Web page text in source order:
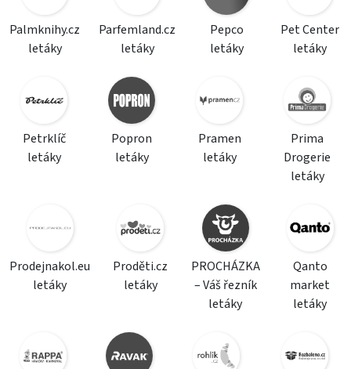
Palmknihy.cz
letáky
Parfemland.cz
letáky
Pepco
letáky
Pet Center
letáky
Petrklíč
letáky
Popron
letáky
Pramen
letáky
Prima
Drogerie
letáky
Prodejnakol.eu
letáky
Proděti.cz
letáky
PROCHÁZKA
– Váš řezník
letáky
Qanto
market
letáky